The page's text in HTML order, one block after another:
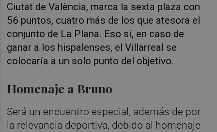
Ciutat de València, marca la sexta plaza con
56 puntos, cuatro más de los que atesora el
conjunto de La Plana. Eso sí, en caso de
ganar a los hispalenses, el Villarreal se
colocaría a un solo punto del objetivo.
Homenaje a Bruno
Será un encuentro especial, además de por
la relevancia deportiva, debido al homenaje